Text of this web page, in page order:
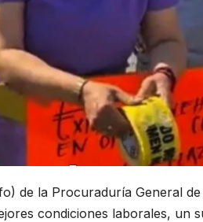
de la Procuraduría General
condiciones laborales,